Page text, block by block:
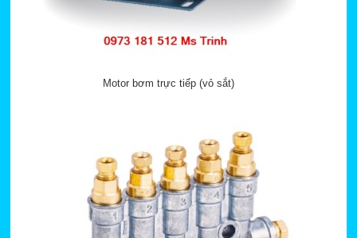
Motor bơm trực tiếp (vỏ sắt)